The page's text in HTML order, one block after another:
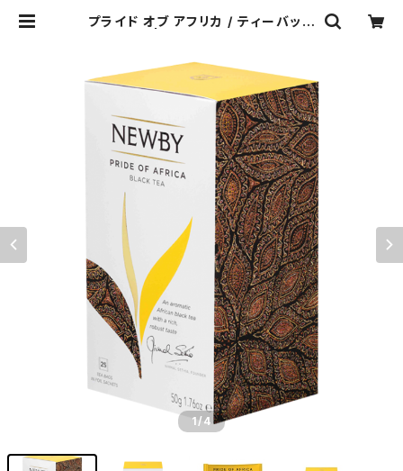
プライド オブ アフリカ / ティーバッグ
イト）
1/4